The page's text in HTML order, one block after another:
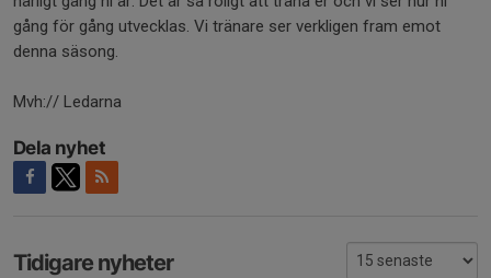
gång för gång utvecklas. Vi tränare ser verkligen fram emot
denna säsong.
Mvh:// Ledarna
Dela nyhet
Tidigare nyheter